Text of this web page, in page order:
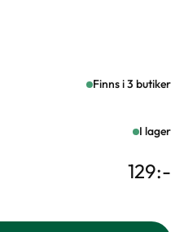
Finns i 3 butiker
I lager
129:-